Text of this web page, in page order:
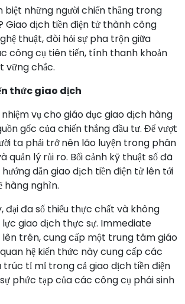
biệt những người chiến thắng trong
Giao dịch tiền điện tử thành công
thuật, đòi hỏi sự pha trộn giữa
công cụ tiên tiến, tính thanh khoản
vững chắc.
thức giao dịch
vụ cho giáo dục giao dịch hàng
gốc của chiến thắng đầu tư. Để vượt
ta phải trở nên lão luyện trong phân
quản lý rủi ro. Bối cảnh kỹ thuật số đã
dẫn giao dịch tiền điện tử lên tới
hàng nghìn.
đại đa số thiếu thực chất và không
giao dịch thực sự. Immediate
lên trên, cung cấp một trung tâm giáo
quan hệ kiến thức này cung cấp các
trúc tỉ mỉ trong cả giao dịch tiền điện
phức tạp của các công cụ phái sinh